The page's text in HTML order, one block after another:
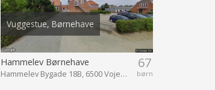
Vuggestue, Børnehave
67
børn
Hammelev Børnehave
Hammelev Bygade 18B, 6500 Vojens